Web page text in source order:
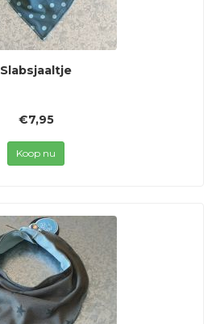
Slabsjaaltje
€7,95
Koop nu